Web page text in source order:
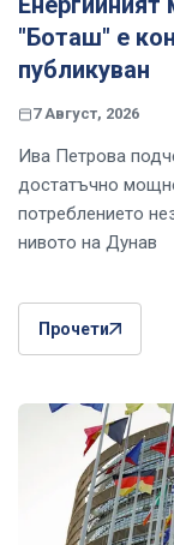
"Боташ" е
публикуван
7 Август, 2026
Ива Петрова
достатъчно
потреблението
нивото на Дунав
Прочети